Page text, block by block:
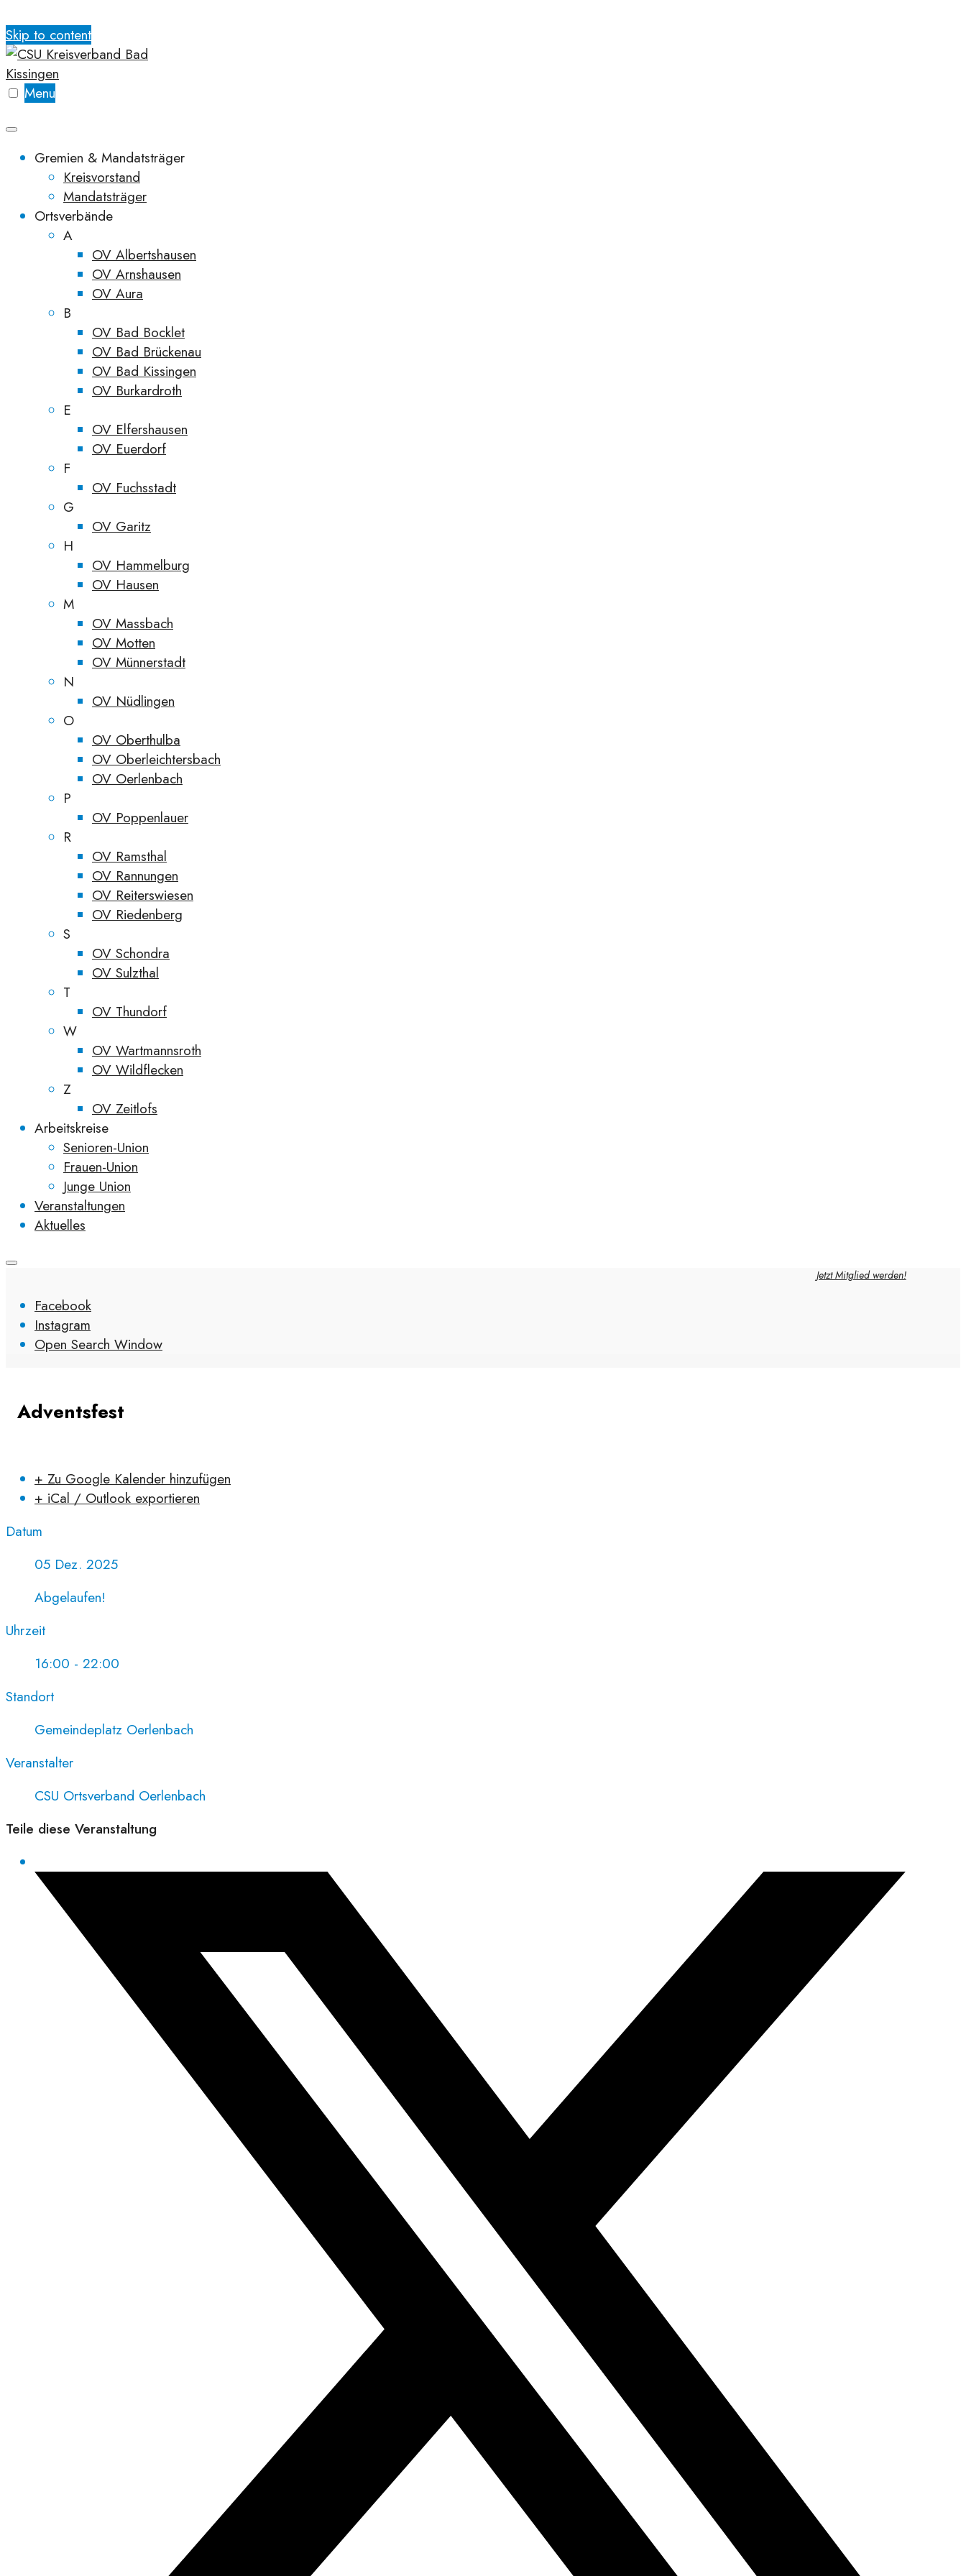
Skip to content
Menu
Gremien & Mandatsträger
Kreisvorstand
Mandatsträger
Ortsverbände
A
OV Albertshausen
OV Arnshausen
OV Aura
B
OV Bad Bocklet
OV Bad Brückenau
OV Bad Kissingen
OV Burkardroth
E
OV Elfershausen
OV Euerdorf
F
OV Fuchsstadt
G
OV Garitz
H
OV Hammelburg
OV Hausen
M
OV Massbach
OV Motten
OV Münnerstadt
N
OV Nüdlingen
O
OV Oberthulba
OV Oberleichtersbach
OV Oerlenbach
P
OV Poppenlauer
R
OV Ramsthal
OV Rannungen
OV Reiterswiesen
OV Riedenberg
S
OV Schondra
OV Sulzthal
T
OV Thundorf
W
OV Wartmannsroth
OV Wildflecken
Z
OV Zeitlofs
Arbeitskreise
Senioren-Union
Frauen-Union
Junge Union
Veranstaltungen
Aktuelles
Jetzt Mitglied werden!
Facebook
Instagram
Open Search Window
Adventsfest
+ Zu Google Kalender hinzufügen
+ iCal / Outlook exportieren
Datum
05 Dez. 2025
Abgelaufen!
Uhrzeit
16:00 - 22:00
Standort
Gemeindeplatz Oerlenbach
Veranstalter
CSU Ortsverband Oerlenbach
Teile diese Veranstaltung